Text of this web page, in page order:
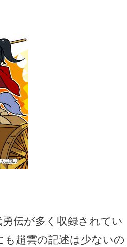
伝が多く収録されてい
趙雲の記述は少ないの